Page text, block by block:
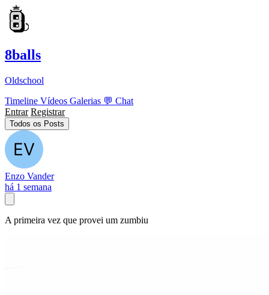
8balls
Oldschool
Timeline Vídeos Galerias 💬 Chat
Entrar Registrar
Todos os Posts
Enzo Vander
há 1 semana
A primeira vez que provei um zumbiu